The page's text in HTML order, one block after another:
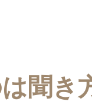
聞き